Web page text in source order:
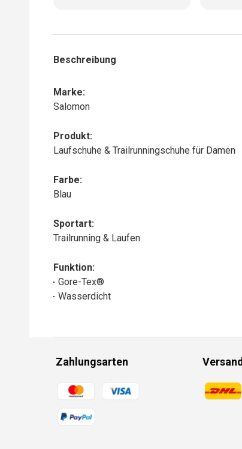
Beschreibung
Marke:
Salomon
Produkt:
Laufschuhe & Trailrunningschuhe für Damen
Farbe:
Blau
Sportart:
Trailrunning & Laufen
Funktion:
Gore-Tex®
Wasserdicht
Zahlungsarten
Zahlungsmethoden
Versand